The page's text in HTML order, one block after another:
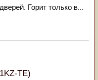
Горит только в...
TE)